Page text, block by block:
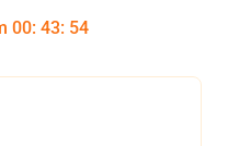
00: 43: 53